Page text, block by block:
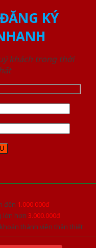
ĐĂNG KÝ
khách trong thời
đến 1.000.000đ
lớn hơn 3.000.000đ
thành viên thân thiết